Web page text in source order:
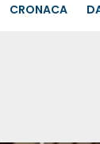
CRONACA